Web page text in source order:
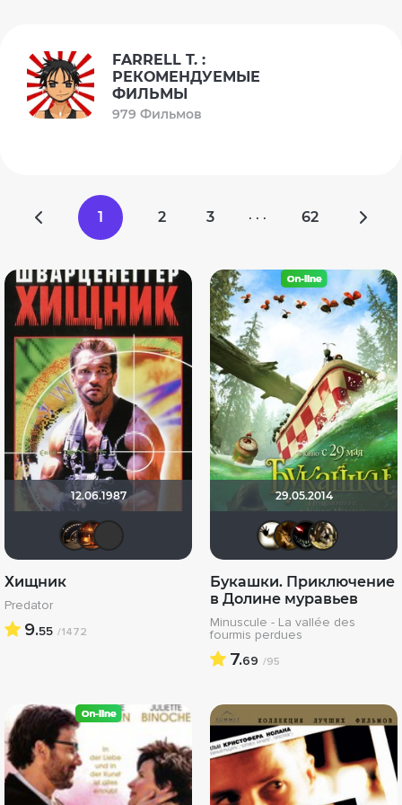
FARRELL T. :
РЕКОМЕНДУЕМЫЕ
ФИЛЬМЫ
979 Фильмов
1 2 3 · · · 62
12.06.1987
Хищник
Predator
9.55 /1472
29.05.2014
Букашки. Приключение
в Долине муравьев
Minuscule - La vallée des
fourmis perdues
7.69 /95